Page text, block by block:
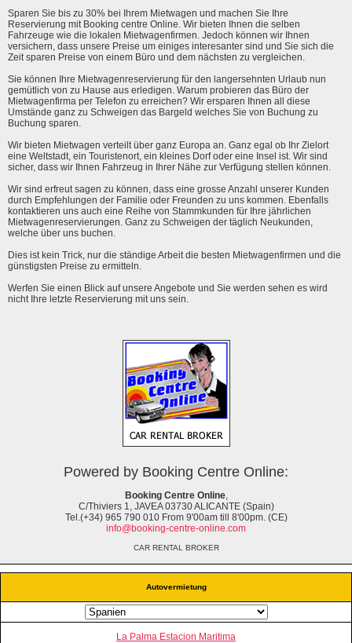
Autovermietung
La Palma Estacion Maritima
Sparen Sie bis zu 30% bei Ihrem Mietwagen und machen Sie Ihre
Reservierung mit Booking centre Online. Wir bieten Ihnen die selben
Fahrzeuge wie die lokalen Mietwagenfirmen. Jedoch können wir Ihnen
versichern, dass unsere Preise um einiges interesanter sind und Sie sich die
Zeit sparen Preise von einem Büro und dem nächsten zu vergleichen.
Sie können Ihre Mietwagenreservierung für den langersehnten Urlaub nun
gemütlich von zu Hause aus erledigen. Warum probieren das Büro der
Mietwagenfirma per Telefon zu erreichen? Wir ersparen Ihnen all diese
Umstände ganz zu Schweigen das Bargeld welches Sie von Buchung zu
Buchung sparen.
Wir bieten Mietwagen verteilt über ganz Europa an. Ganz egal ob Ihr Zielort
eine Weltstadt, ein Touristenort, ein kleines Dorf oder eine Insel ist. Wir sind
sicher, dass wir Ihnen Fahrzeug in Ihrer Nähe zur Verfügung stellen können.
Wir sind erfreut sagen zu können, dass eine grosse Anzahl unserer Kunden
durch Empfehlungen der Familie oder Freunden zu uns kommen. Ebenfalls
kontaktieren uns auch eine Reihe von Stammkunden für Ihre jährlichen
Mietwagenreservierungen. Ganz zu Schweigen der täglich Neukunden,
welche über uns buchen.
Dies ist kein Trick, nur die ständige Arbeit die besten Mietwagenfirmen und die
günstigsten Preise zu ermitteln.
Werfen Sie einen Blick auf unsere Angebote und Sie werden sehen es wird
nicht Ihre letzte Reservierung mit uns sein.
Powered by Booking Centre Online:
Booking Centre Online,
C/Thiviers 1, JAVEA 03730 ALICANTE (Spain)
Tel.(+34) 965 790 010 From 9'00am till 8'00pm. (CE)
info@booking-centre-online.com
CAR RENTAL BROKER